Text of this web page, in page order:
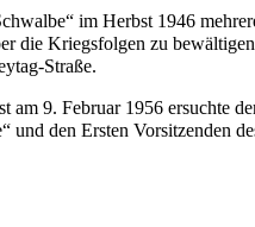
im Herbst 1946
die Kriegsfolgen zu
Straße.
am 9. Februar 1956 ersuchte
den Ersten Vorsitzenden